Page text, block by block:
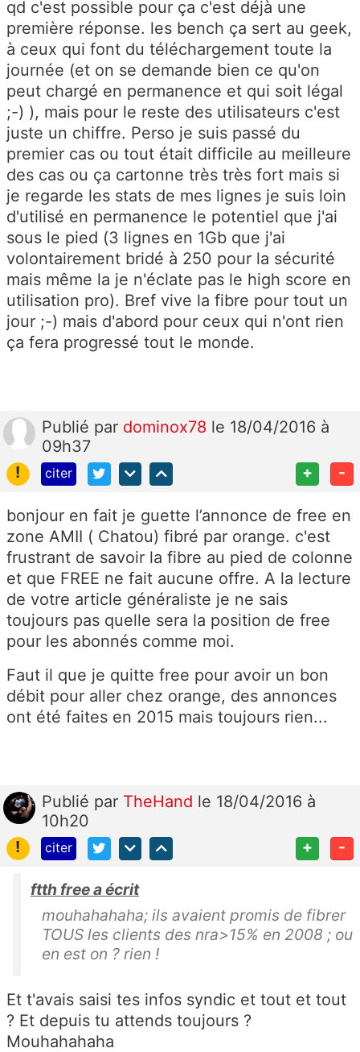
qd c'est possible pour ça c'est déjà une
première réponse. les bench ça sert au geek,
à ceux qui font du téléchargement toute la
journée (et on se demande bien ce qu'on
peut chargé en permanence et qui soit légal
;-) ), mais pour le reste des utilisateurs c'est
juste un chiffre. Perso je suis passé du
premier cas ou tout était difficile au meilleure
des cas ou ça cartonne très très fort mais si
je regarde les stats de mes lignes je suis loin
d'utilisé en permanence le potentiel que j'ai
sous le pied (3 lignes en 1Gb que j'ai
volontairement bridé à 250 pour la sécurité
mais même la je n'éclate pas le high score en
utilisation pro). Bref vive la fibre pour tout un
jour ;-) mais d'abord pour ceux qui n'ont rien
ça fera progressé tout le monde.
Publié par dominox78 le 18/04/2016 à
09h37
!
citer + -
bonjour en fait je guette l’annonce de free en
zone AMII ( Chatou) fibré par orange. c'est
frustrant de savoir la fibre au pied de colonne
et que FREE ne fait aucune offre. A la lecture
de votre article généraliste je ne sais
toujours pas quelle sera la position de free
pour les abonnés comme moi.
Faut il que je quitte free pour avoir un bon
débit pour aller chez orange, des annonces
ont été faites en 2015 mais toujours rien...
Publié par TheHand le 18/04/2016 à
10h20
!
citer + -
ftth free a écrit
mouhahahaha; ils avaient promis de fibrer
TOUS les clients des nra>15% en 2008 ; ou
en est on ? rien !
Et t'avais saisi tes infos syndic et tout et tout
? Et depuis tu attends toujours ?
Mouhahahaha